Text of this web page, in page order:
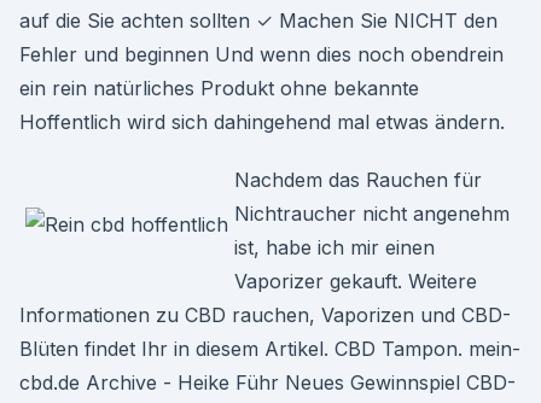
auf die Sie achten sollten ✓ Machen Sie NICHT den
Fehler und beginnen Und wenn dies noch obendrein
ein rein natürliches Produkt ohne bekannte
Hoffentlich wird sich dahingehend mal etwas ändern.
Nachdem das Rauchen für
Nichtraucher nicht angenehm
ist, habe ich mir einen
Vaporizer gekauft. Weitere
Informationen zu CBD rauchen, Vaporizen und CBD-
Blüten findet Ihr in diesem Artikel. CBD Tampon. mein-
cbd.de Archive - Heike Führ Neues Gewinnspiel CBD-